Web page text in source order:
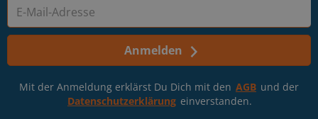
Anmelden
Mit der Anmeldung erklärst Du Dich mit den AGB und der
Datenschutzerklärung einverstanden.